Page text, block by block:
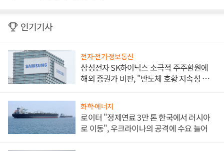
인기기사
전자·전기·정보통신
삼성전자 SK하이닉스 소극적 주주환원에
해외 증권가 비판, "반도체 호황 지속성 의
화학·에너지
로이터 "정제연료 3만 톤 한국에서 러시아
로 이동", 우크라이나의 공격에 수요 늘어